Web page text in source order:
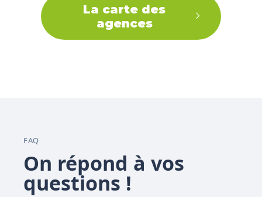
La carte des
agences
FAQ
On répond à vos
questions !